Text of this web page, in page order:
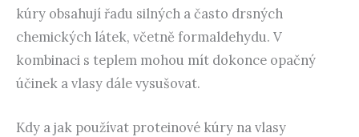
kúry obsahují řadu silných a často drsných
chemických látek, včetně formaldehydu. V
kombinaci s teplem mohou mít dokonce opačný
účinek a vlasy dále vysušovat.
Kdy a jak používat proteinové kúry na vlasy